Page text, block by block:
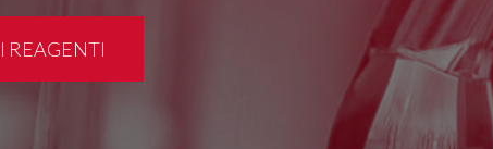
REAGENTI